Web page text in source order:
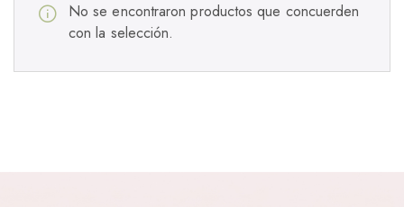
No se encontraron productos que concuerden
con la selección.